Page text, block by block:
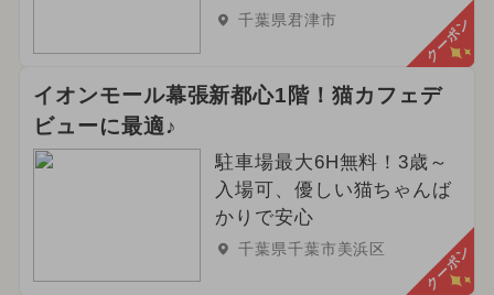
千葉県君津市 クーポン
イオンモール幕張新都心1階！猫カフェデ
ビューに最適♪
駐車場最大6H無料！3歳～
入場可、優しい猫ちゃんば
かりで安心
千葉県千葉市美浜区 クーポン